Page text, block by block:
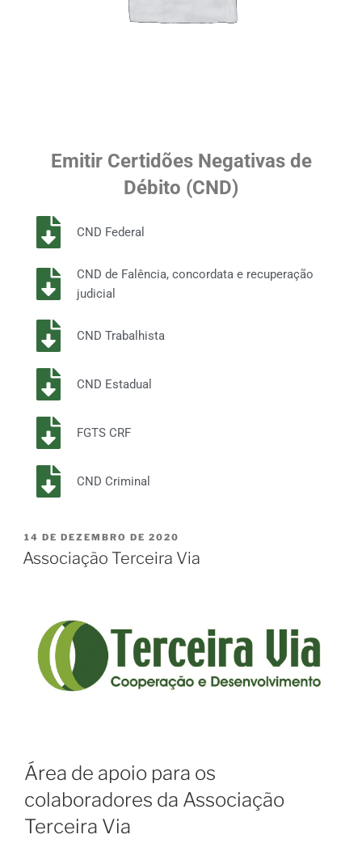
Emitir Certidões Negativas de
Débito (CND)
CND Federal
CND de Falência, concordata e recuperação
judicial
CND Trabalhista
CND Estadual
FGTS CRF
CND Criminal
14 DE DEZEMBRO DE 2020
Associação Terceira Via
Área de apoio para os
colaboradores da Associação
Terceira Via